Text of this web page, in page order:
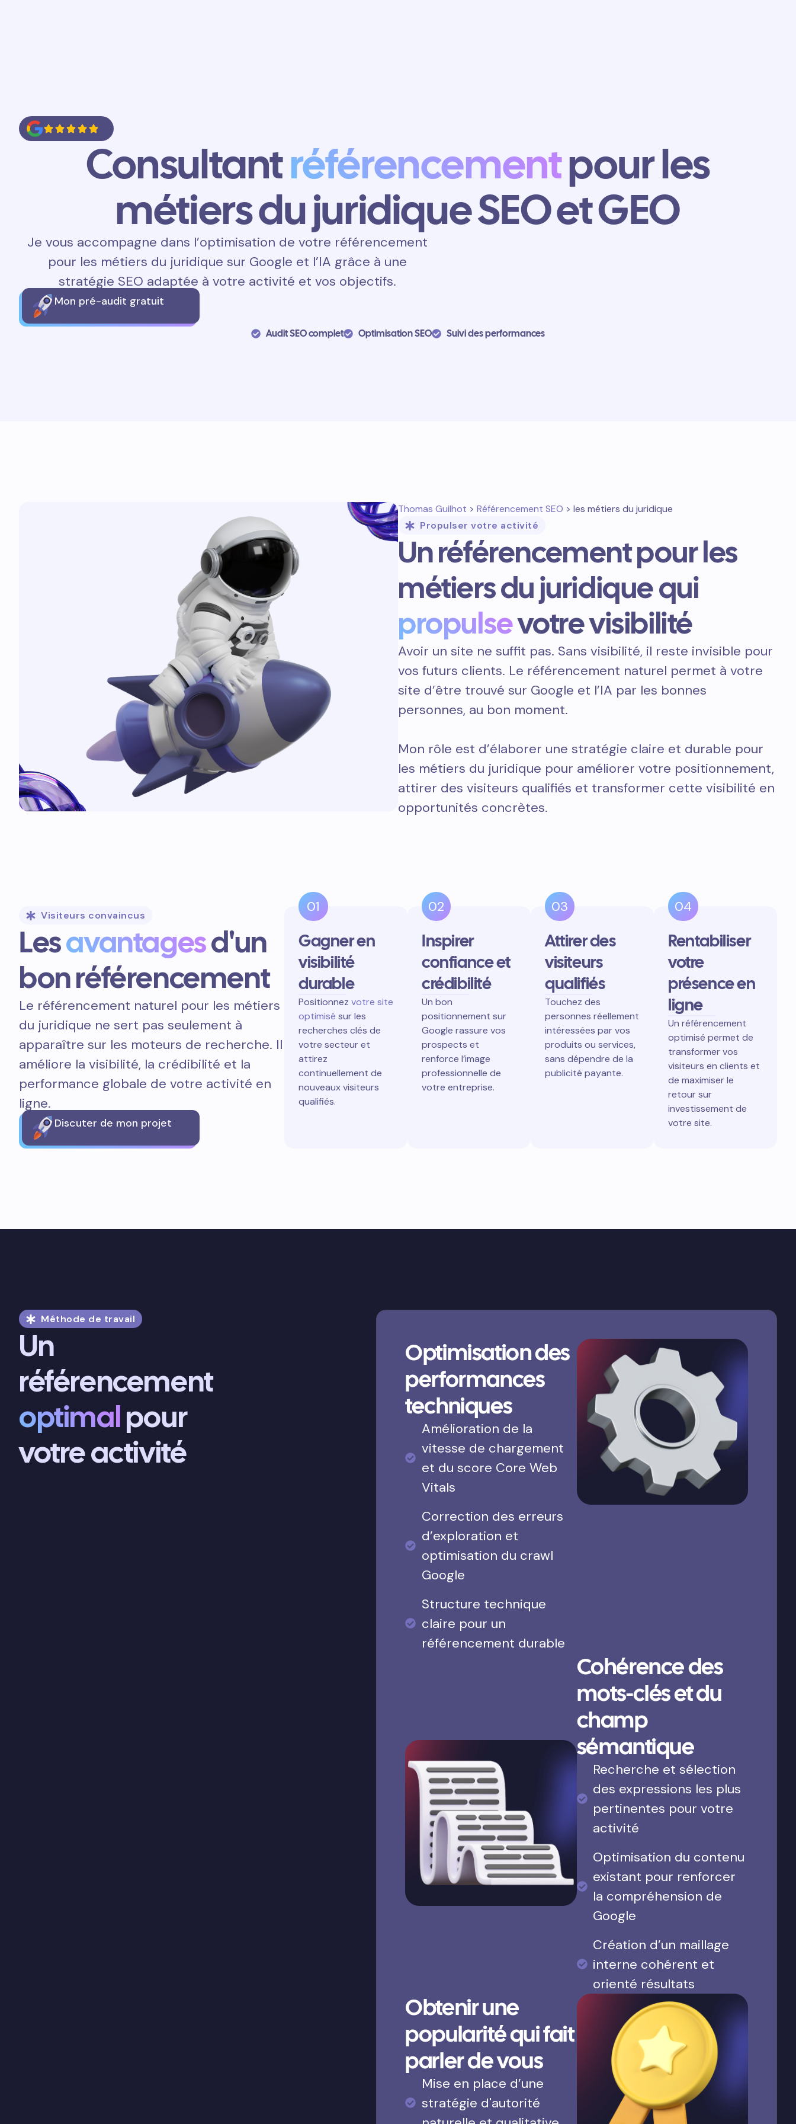
Consultantréférencementpour les
métiers du juridique SEO et GEO
Je vous accompagne dans l’optimisation de votre référencement
pour les métiers du juridique sur Google et l’IA grâce à une
stratégie SEO adaptée à votre activité et vos objectifs.
Mon pré-audit gratuit
Audit SEO complet Optimisation SEO Suivi des performances
Thomas Guilhot > Référencement SEO > les métiers du juridique
Propulser votre activité
Un référencement pour les
métiers du juridique qui
propulsevotre visibilité
Avoir un site ne suffit pas. Sans visibilité, il reste invisible pour
vos futurs clients. Le référencement naturel permet à votre
site d’être trouvé sur Google et l’IA par les bonnes
personnes, au bon moment.
Mon rôle est d’élaborer une stratégie claire et durable pour
les métiers du juridique pour améliorer votre positionnement,
attirer des visiteurs qualifiés et transformer cette visibilité en
opportunités concrètes.
Visiteurs convaincus
Lesavantagesd'un
bon référencement
Le référencement naturel pour les métiers
du juridique ne sert pas seulement à
apparaître sur les moteurs de recherche. Il
améliore la visibilité, la crédibilité et la
performance globale de votre activité en
ligne.
Discuter de mon projet
01
Gagner en
visibilité
durable
Positionnez votre site
optimisé sur les
recherches clés de
votre secteur et
attirez
continuellement de
nouveaux visiteurs
qualifiés.
02
Inspirer
confiance et
crédibilité
Un bon
positionnement sur
Google rassure vos
prospects et
renforce l’image
professionnelle de
votre entreprise.
03
Attirer des
visiteurs
qualifiés
Touchez des
personnes réellement
intéressées par vos
produits ou services,
sans dépendre de la
publicité payante.
04
Rentabiliser
votre
présence en
ligne
Un référencement
optimisé permet de
transformer vos
visiteurs en clients et
de maximiser le
retour sur
investissement de
votre site.
Méthode de travail
Un
référencement
optimalpour
votre activité
Optimisation des
performances
techniques
Amélioration de la
vitesse de chargement
et du score Core Web
Vitals
Correction des erreurs
d’exploration et
optimisation du crawl
Google
Structure technique
claire pour un
référencement durable
Cohérence des
mots-clés et du
champ
sémantique
Recherche et sélection
des expressions les plus
pertinentes pour votre
activité
Optimisation du contenu
existant pour renforcer
la compréhension de
Google
Création d’un maillage
interne cohérent et
orienté résultats
Obtenir une
popularité qui fait
parler de vous
Mise en place d’une
stratégie d'autorité